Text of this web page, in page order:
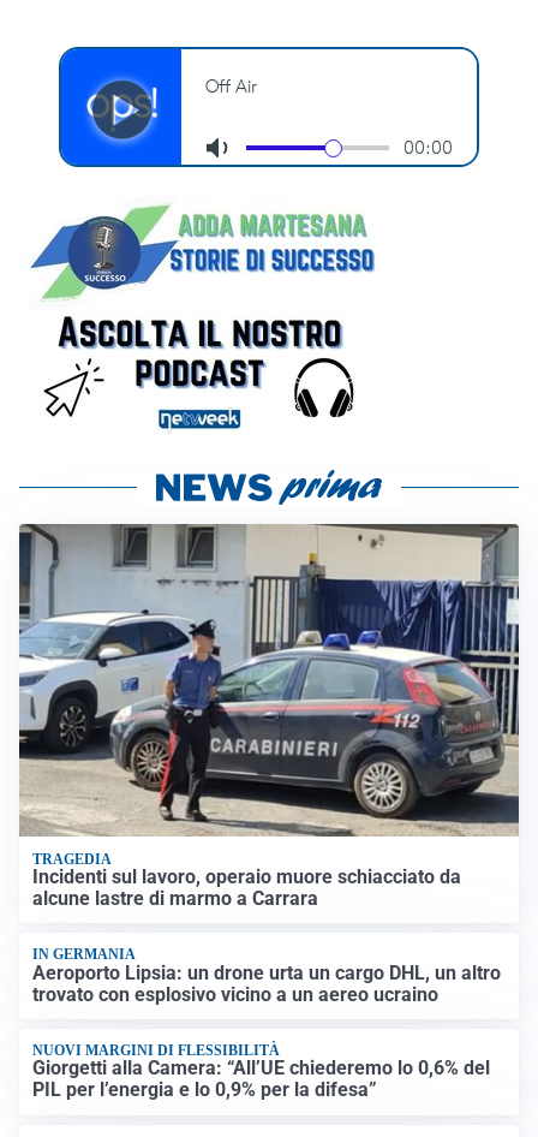
TRAGEDIA
Incidenti sul lavoro, operaio muore schiacciato da
alcune lastre di marmo a Carrara
IN GERMANIA
Aeroporto Lipsia: un drone urta un cargo DHL, un altro
trovato con esplosivo vicino a un aereo ucraino
NUOVI MARGINI DI FLESSIBILITÀ
Giorgetti alla Camera: “All’UE chiederemo lo 0,6% del
PIL per l’energia e lo 0,9% per la difesa”